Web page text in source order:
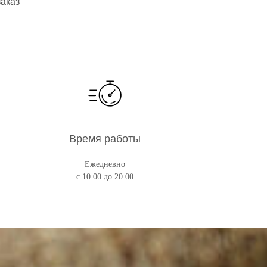
Время работы
Ежедневно
с 10.00 до 20.00